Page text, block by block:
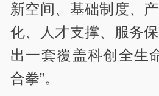
新空间、基础制度、
化、人才支撑、服务
出一套覆盖科创全生
合拳”。